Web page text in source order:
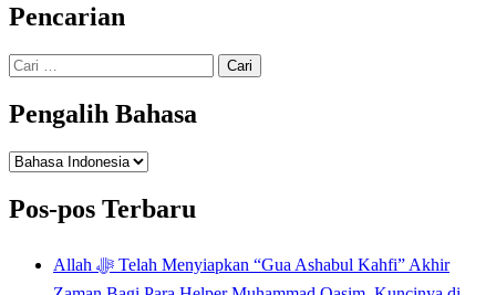
Pencarian
Cari
untuk:
Pengalih Bahasa
Pengalih
Pos-pos Terbaru
Allah ﷻ Telah Menyiapkan “Gua Ashabul Kahfi” Akhir